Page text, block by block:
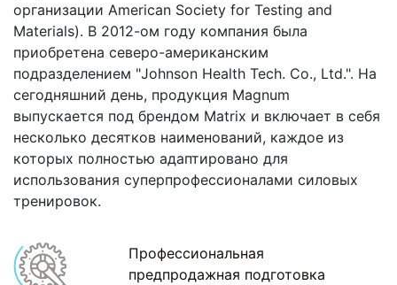
организации American Society for Testing and
Materials). В 2012-ом году компания была
приобретена северо-американским
подразделением "Johnson Health Tech. Co., Ltd.". На
сегодняшний день, продукция Magnum
выпускается под брендом Matrix и включает в себя
несколько десятков наименований, каждое из
которых полностью адаптировано для
использования суперпрофессионалами силовых
тренировок.
Профессиональная
предпродажная подготовка